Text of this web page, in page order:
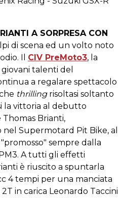
A SORPRESA CON
di scena ed un volto noto
Il CIV PreMoto3, la
talenti del
a regalare spettacolo
thrillingrisoltasi soltanto
la vittoria al debutto
Brianti,
Supermotard Pit Bike, al
sempre dalla
A tutti gli effetti
è riuscito a spuntarla
4 tempi per una manciata
in carica Leonardo Taccini